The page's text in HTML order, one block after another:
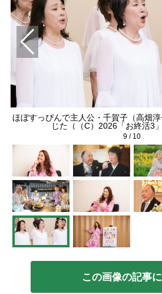
ほぼすっぴんで主人公・千賀子（高畑
じた（（C）2026「お終活3
9 / 10
この画像の記事